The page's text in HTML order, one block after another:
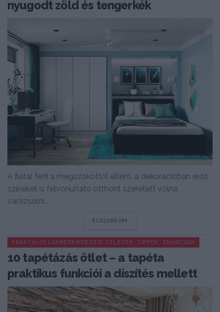
nyugodt zöld és tengerkék
A fiatal férfi a megszokottól eltérő, a dekorációban erős
színeket is felvonultató otthont szeretett volna
varázsolni...
ELOLVASOM
PRAKTIKUS LAKBERENDEZÉSI ÖTLETEK, TIPPEK, TANÁCSOK
10 tapétázás ötlet – a tapéta
praktikus funkciói a díszítés mellett